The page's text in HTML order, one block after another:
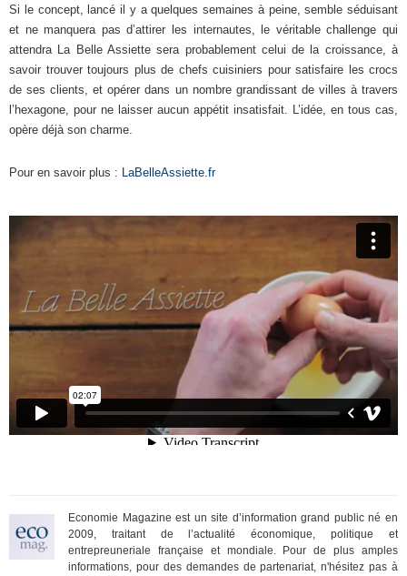
Si le concept, lancé il y a quelques semaines à peine, semble séduisant
et ne manquera pas d’attirer les internautes, le véritable challenge qui
attendra La Belle Assiette sera probablement celui de la croissance, à
savoir trouver toujours plus de chefs cuisiniers pour satisfaire les crocs
de ses clients, et opérer dans un nombre grandissant de villes à travers
l’hexagone, pour ne laisser aucun appétit insatisfait. L’idée, en tous cas,
opère déjà son charme.
Pour en savoir plus : LaBelleAssiette.fr
Economie Magazine est un site d’information grand public né en
2009, traitant de l’actualité économique, politique et
entrepreuneriale française et mondiale. Pour de plus amples
informations, pour des demandes de partenariat, n'hésitez pas à